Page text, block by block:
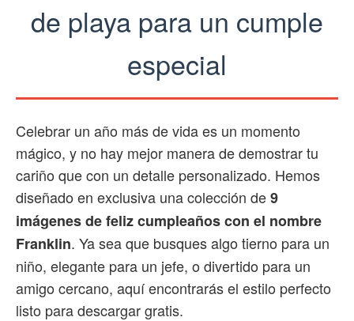
de playa para un cumple
especial
Celebrar un año más de vida es un momento
mágico, y no hay mejor manera de demostrar tu
cariño que con un detalle personalizado. Hemos
diseñado en exclusiva una colección de9
imágenes de feliz cumpleaños con el nombre
Franklin. Ya sea que busques algo tierno para un
niño, elegante para un jefe, o divertido para un
amigo cercano, aquí encontrarás el estilo perfecto
listo para descargar gratis.